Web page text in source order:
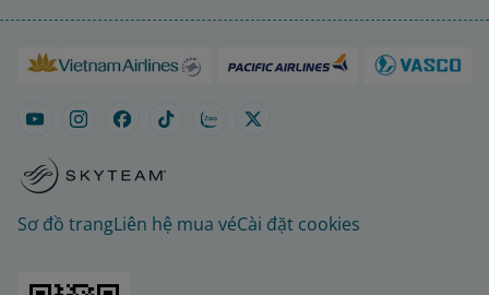
Sơ đồ trangLiên hệ mua véCài đặt cookies